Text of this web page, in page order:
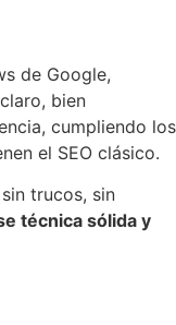
de Google,
bien
cumpliendo los
el SEO clásico.
trucos, sin
técnica sólida y